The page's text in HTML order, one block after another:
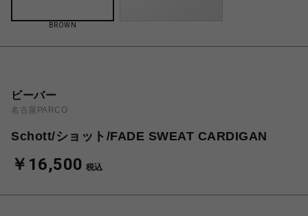
BROWN
ビーバー
名古屋PARCO
Schott/ショット/FADE SWEAT CARDIGAN
￥16,500 税込